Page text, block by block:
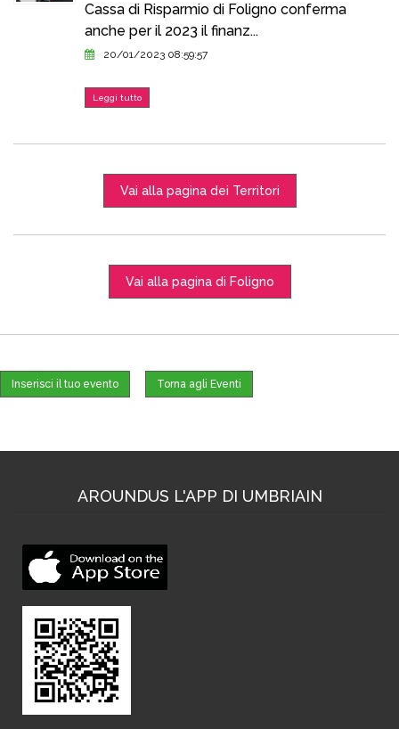
Cassa di Risparmio di Foligno conferma
anche per il 2023 il finanz...
20/01/2023 08:59:57
Leggi tutto
Vai alla pagina dei Territori
Vai alla pagina di Foligno
Inserisci il tuo evento Torna agli Eventi
AROUNDUS L'APP DI UMBRIAIN